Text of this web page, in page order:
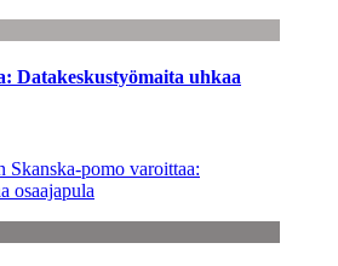
Datakeskustyömaita uhkaa
Skanska-pomo varoittaa:
osaajapula